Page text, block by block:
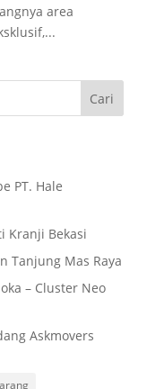
area
Cari
PT. Hale
Kranji Bekasi
Tanjung Mas Raya
– Cluster Neo
Askmovers